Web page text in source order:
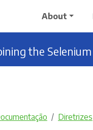
About
the
Diretrizes